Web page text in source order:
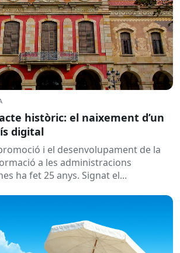
històric: el naixement d’un
digital
i el desenvolupament de la
a les administracions
ha fet 25 anys. Signat el...